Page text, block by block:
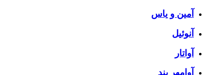
آمین و یاس
آنوئیل
آواتار
آوامهر بند